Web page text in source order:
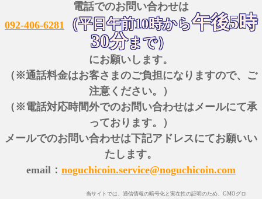
電話でのお問い合わせは
092-406-6281
（平日午前10時から午後5時
30分まで）
にお願いします。
（※通話料金はお客さまのご負担になりますので、ご
注意ください。）
（※電話対応時間外でのお問い合わせはメールにて承
っております。）
メールでのお問い合わせは下記アドレスにてお願いい
たします。
email： noguchicoin.service@noguchicoin.com
当サイトでは、通信情報の暗号化と実在性の証明のため、GMOグロ